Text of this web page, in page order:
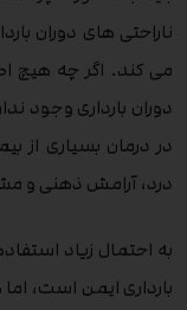
ناراحتی های دوران
می کند. اگر چه هیچ
دوران بارداری وجود
در درمان بسیاری از
درد، آرامش ذهنی و
به احتمال زیاد
بارداری ایمن است،